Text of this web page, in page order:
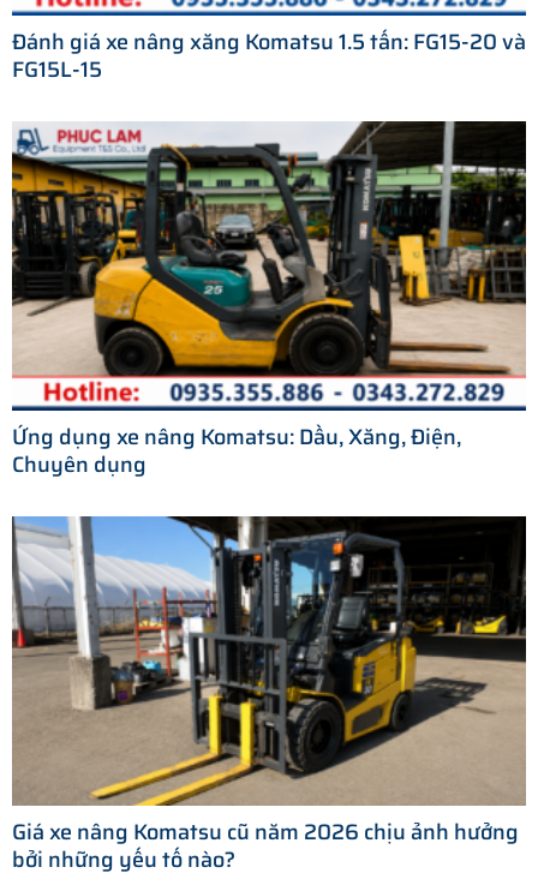
Đánh giá xe nâng xăng Komatsu 1.5 tấn: FG15-20 và
FG15L-15
Ứng dụng xe nâng Komatsu: Dầu, Xăng, Điện,
Chuyên dụng
Giá xe nâng Komatsu cũ năm 2026 chịu ảnh hưởng
bởi những yếu tố nào?